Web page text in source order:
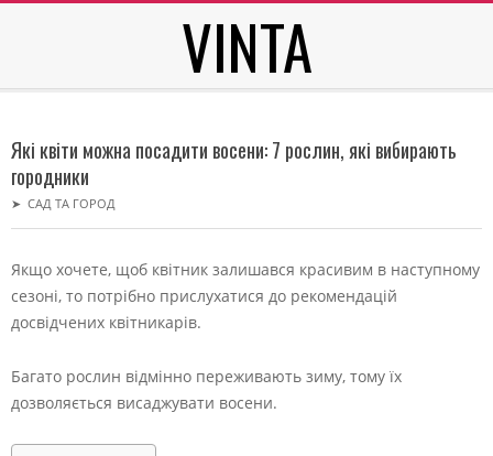
VINTA
Menu
Які квіти можна посадити восени: 7 рослин, які вибирають
городники
➤ САД ТА ГОРОД
Якщо хочете, щоб квітник залишався красивим в наступному
сезоні, то потрібно прислухатися до рекомендацій
досвідчених квітникарів.
Багато рослин відмінно переживають зиму, тому їх
дозволяється висаджувати восени.